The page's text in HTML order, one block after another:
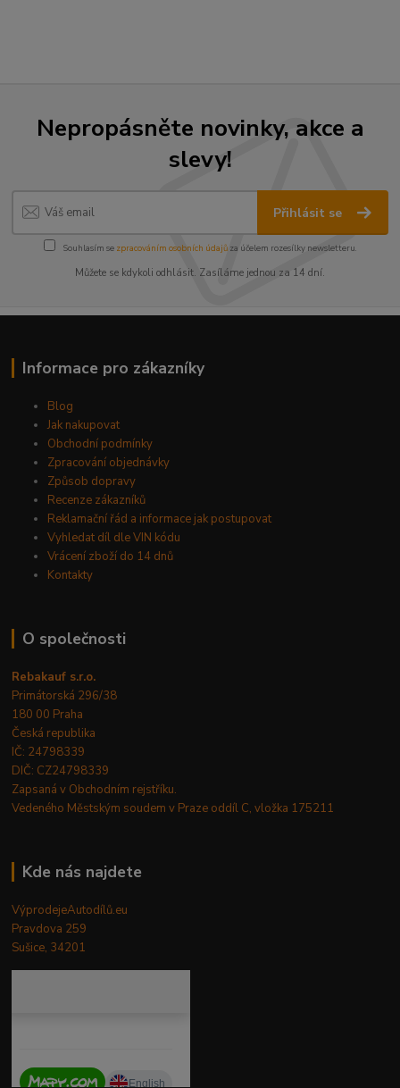
Nepropásněte novinky, akce a
slevy!
Přihlásit se
Souhlasím se zpracováním osobních údajůza účelem rozesílky newsletteru.
Můžete se kdykoli odhlásit. Zasíláme jednou za 14 dní.
Informace pro zákazníky
Blog
Jak nakupovat
Obchodní podmínky
Zpracování objednávky
Způsob dopravy
Recenze zákazníků
Reklamační řád a informace jak postupovat
Vyhledat díl dle VIN kódu
Vrácení zboží do 14 dnů
Kontakty
O společnosti
Rebakauf s.r.o.
Primátorská 296/38
180 00 Praha
Česká republika
IČ: 24798339
DIČ: CZ24798339
Zapsaná v Obchodním rejstříku.
Vedeného Městským soudem v Praze oddíl C, vložka 175211
Kde nás najdete
VýprodejeAutodílů.eu
Pravdova 259
Sušice, 34201